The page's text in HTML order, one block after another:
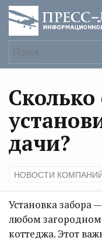
Сколько
дачи?
НОВОСТИ
Установка забора
любом загородном
коттеджа. Этот